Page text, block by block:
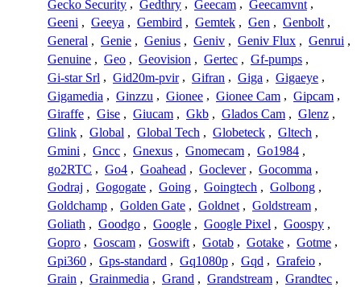
Gecko Security , Gedthry , Geecam , Geecamvnt ,
Geeni , Geeya , Gembird , Gemtek , Gen , Genbolt ,
General , Genie , Genius , Geniv , Geniv Flux , Genrui ,
Genuine , Geo , Geovision , Gertec , Gf-pumps ,
Gi-star Srl , Gid20m-pvir , Gifran , Giga , Gigaeye ,
Gigamedia , Ginzzu , Gionee , Gionee Cam , Gipcam ,
Giraffe , Gise , Giucam , Gkb , Glados Cam , Glenz ,
Glink , Global , Global Tech , Globeteck , Gltech ,
Gmini , Gncc , Gnexus , Gnomecam , Go1984 ,
go2RTC , Go4 , Goahead , Goclever , Gocomma ,
Godraj , Gogogate , Going , Goingtech , Golbong ,
Goldchamp , Golden Gate , Goldnet , Goldstream ,
Goliath , Goodgo , Google , Google Pixel , Goospy ,
Gopro , Goscam , Goswift , Gotab , Gotake , Gotme ,
Gpi360 , Gps-standard , Gq1080p , Gqd , Grafeio ,
Grain , Grainmedia , Grand , Grandstream , Grandtec ,